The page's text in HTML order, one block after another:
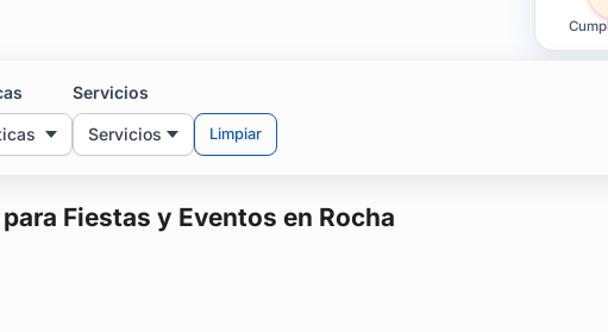
Servicios
Servicios Limpiar
Fiestas y Eventos en Rocha
a tu fiesta.